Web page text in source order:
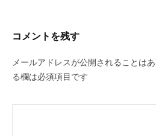
コメントを残す
メールアドレスが公開されることはあ
る欄は必須項目です